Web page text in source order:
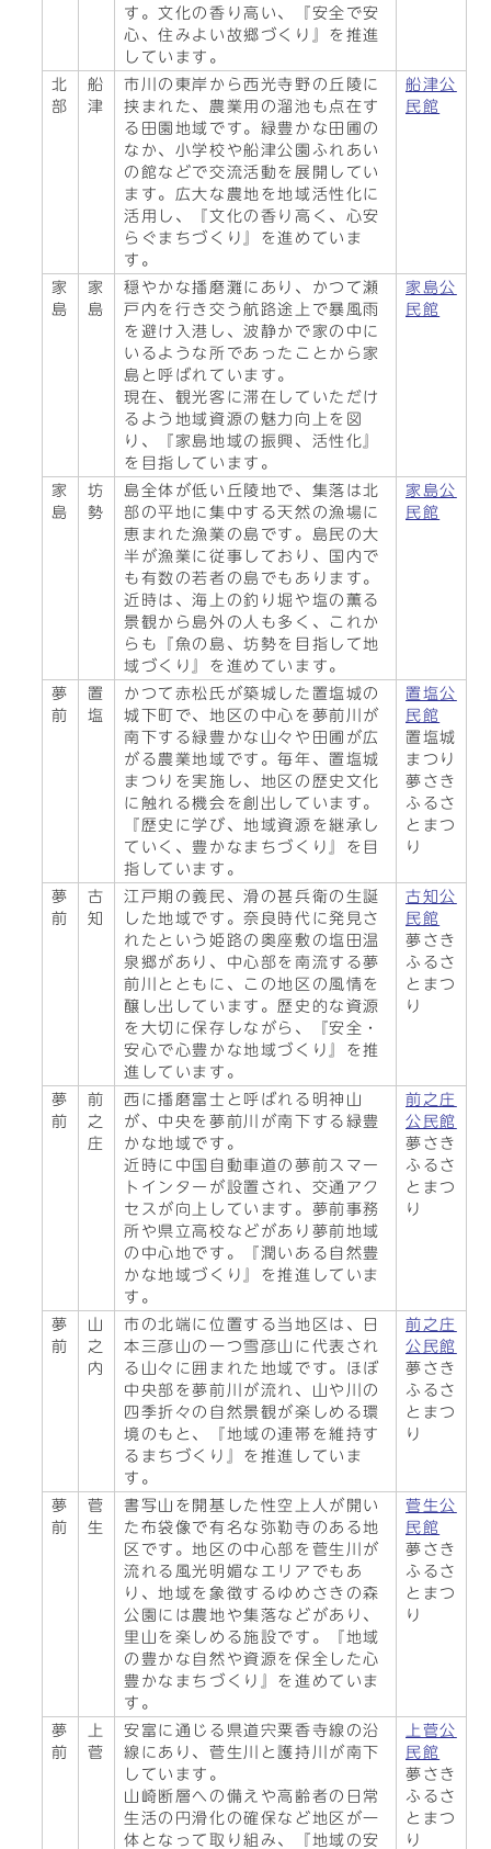
す。文化の香り高い、『安全で安
心、住みよい故郷づくり』を推進
しています。
北
部
船
津
市川の東岸から西光寺野の丘陵に
挟まれた、農業用の溜池も点在す
る田園地域です。緑豊かな田圃の
なか、小学校や船津公園ふれあい
の館などで交流活動を展開してい
ます。広大な農地を地域活性化に
活用し、『文化の香り高く、心安
らぐまちづくり』を進めていま
す。
船津公
民館
家
島
家
島
穏やかな播磨灘にあり、かつて瀬
戸内を行き交う航路途上で暴風雨
を避け入港し、波静かで家の中に
いるような所であったことから家
島と呼ばれています。
現在、観光客に滞在していただけ
るよう地域資源の魅力向上を図
り、『家島地域の振興、活性化』
を目指しています。
家島公
民館
家
島
坊
勢
島全体が低い丘陵地で、集落は北
部の平地に集中する天然の漁場に
恵まれた漁業の島です。島民の大
半が漁業に従事しており、国内で
も有数の若者の島でもあります。
近時は、海上の釣り堀や塩の薫る
景観から島外の人も多く、これか
らも『魚の島、坊勢を目指して地
域づくり』を進めています。
家島公
民館
夢
前
置
塩
かつて赤松氏が築城した置塩城の
城下町で、地区の中心を夢前川が
南下する緑豊かな山々や田圃が広
がる農業地域です。毎年、置塩城
まつりを実施し、地区の歴史文化
に触れる機会を創出しています。
『歴史に学び、地域資源を継承し
ていく、豊かなまちづくり』を目
指しています。
置塩公
民館
置塩城
まつり
夢さき
ふるさ
とまつ
り
夢
前
古
知
江戸期の義民、滑の甚兵衛の生誕
した地域です。奈良時代に発見さ
れたという姫路の奥座敷の塩田温
泉郷があり、中心部を南流する夢
前川とともに、この地区の風情を
醸し出しています。歴史的な資源
を大切に保存しながら、『安全・
安心で心豊かな地域づくり』を推
進しています。
古知公
民館
夢さき
ふるさ
とまつ
り
夢
前
前
之
庄
西に播磨富士と呼ばれる明神山
が、中央を夢前川が南下する緑豊
かな地域です。
近時に中国自動車道の夢前スマー
トインターが設置され、交通アク
セスが向上しています。夢前事務
所や県立高校などがあり夢前地域
の中心地です。『潤いある自然豊
かな地域づくり』を推進していま
す。
前之庄
公民館
夢さき
ふるさ
とまつ
り
夢
前
山
之
内
市の北端に位置する当地区は、日
本三彦山の一つ雪彦山に代表され
る山々に囲まれた地域です。ほぼ
中央部を夢前川が流れ、山や川の
四季折々の自然景観が楽しめる環
境のもと、『地域の連帯を維持す
るまちづくり』を推進していま
す。
前之庄
公民館
夢さき
ふるさ
とまつ
り
夢
前
菅
生
書写山を開基した性空上人が開い
た布袋像で有名な弥勒寺のある地
区です。地区の中心部を菅生川が
流れる風光明媚なエリアでもあ
り、地域を象徴するゆめさきの森
公園には農地や集落などがあり、
里山を楽しめる施設です。『地域
の豊かな自然や資源を保全した心
豊かなまちづくり』を進めていま
す。
菅生公
民館
夢さき
ふるさ
とまつ
り
夢
前
上
菅
安富に通じる県道宍粟香寺線の沿
線にあり、菅生川と護持川が南下
しています。
山崎断層への備えや高齢者の日常
生活の円滑化の確保など地区が一
体となって取り組み、『地域の安
上菅公
民館
夢さき
ふるさ
とまつ
り